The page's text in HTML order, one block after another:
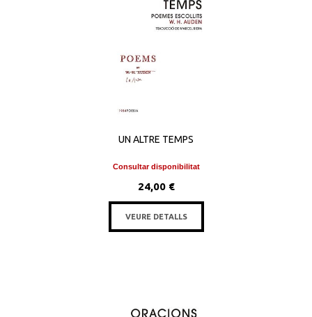
UN ALTRE TEMPS
Consultar disponibilitat
24,00 €
VEURE DETALLS